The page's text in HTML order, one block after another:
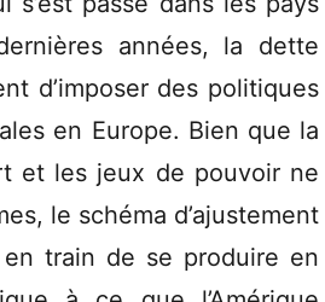
années, la dette
d’imposer des politiques
en Europe. Bien que la
et les jeux de pouvoir ne
le schéma d’ajustement
train de se produire en